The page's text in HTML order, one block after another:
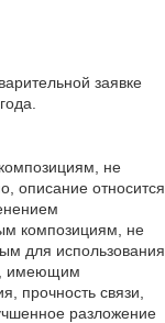
заявке
не
описание относится
композициям, не
для использования
имеющим
прочность связи,
разложение